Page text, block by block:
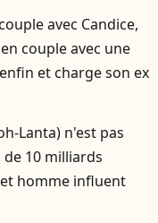
avec Candice,
couple avec une
et charge son ex
Lanta) n'est pas
10 milliards
homme influent